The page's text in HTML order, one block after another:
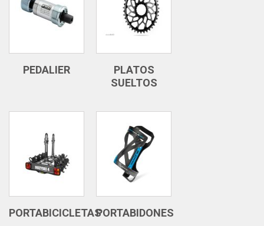
PEDALIER
PLATOS
SUELTOS
PORTABICICLETASPORTABIDONES